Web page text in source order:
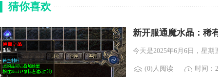
猜你喜欢
新开服通魔水晶：稀
今天是2025年6月6日，星
(0)人阅读 时间：